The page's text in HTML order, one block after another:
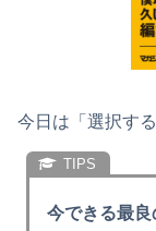
今日は「選択す
今できる最